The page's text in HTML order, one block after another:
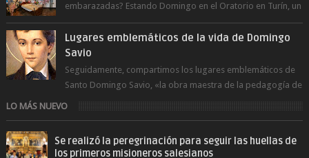
embarazadas? Estando Domingo en el Oratorio en Turín, un
día le pide a Don Bosco...
Lugares emblemáticos de la vida de Domingo
Savio
Seguidamente, compartimos los lugares emblemáticos de
Santo Domingo Savio, «la obra maestra de la pedagogía de
Don Bosco». San Giovann...
LO MÁS NUEVO
Se realizó la peregrinación para seguir las huellas de
los primeros misioneros salesianos